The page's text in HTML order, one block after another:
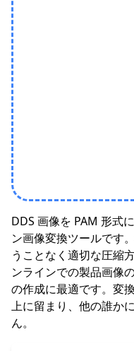
DDS 画像を PAM 形式
ン画像変換ツールです
うことなく適切な圧縮
ンラインでの製品画像
の作成に最適です。変
上に留まり、他の誰か
ん。